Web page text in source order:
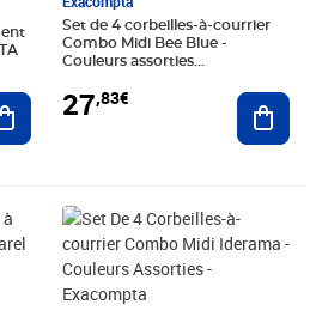
Ajouter au panier
Set de 4 corbeilles-à-courrier
Combo Midi Bee Blue -
Couleurs assorties
27,83€
Prix 32,00€